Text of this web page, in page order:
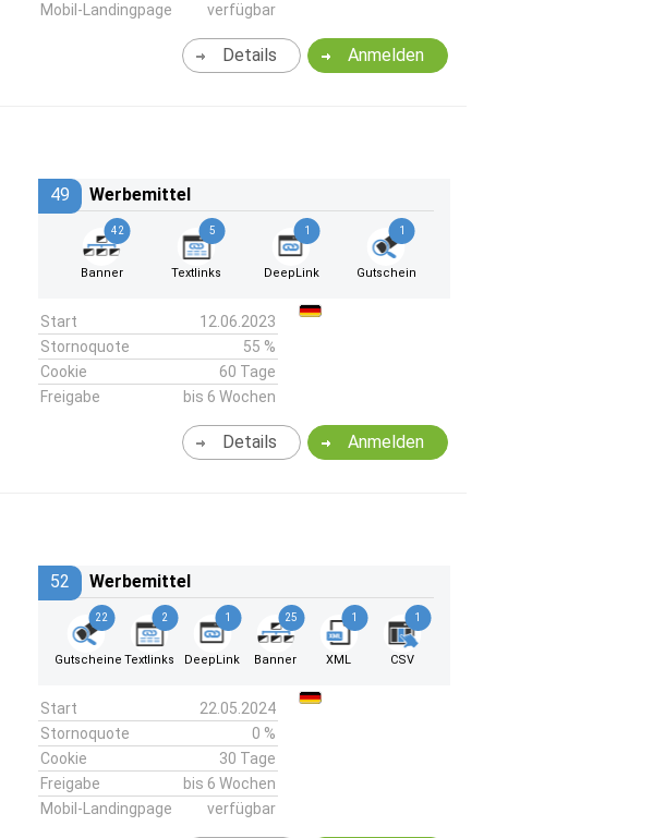
Mobil-Landingpage
verfügbar
Anmelden
Details
49 Werbemittel
42
Banner
5
Textlinks
1
DeepLink
1
Gutschein
Start
12.06.2023
Stornoquote
55 %
Cookie
60 Tage
Freigabe
bis 6 Wochen
Anmelden
Details
52 Werbemittel
22
Gutscheine
2
Textlinks
1
DeepLink
25
Banner
1
XML
1
CSV
Start
22.05.2024
Stornoquote
0 %
Cookie
30 Tage
Freigabe
bis 6 Wochen
Mobil-Landingpage
verfügbar